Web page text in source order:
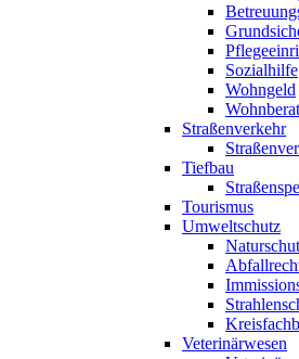
Sozialhilfe
Wohngeld
Straßenverkehr
Tiefbau
Tourismus
Umweltschutz
Veterinärwesen